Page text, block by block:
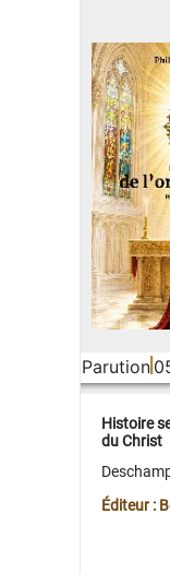
Parution
Histoire
du Christ
Éditeur :